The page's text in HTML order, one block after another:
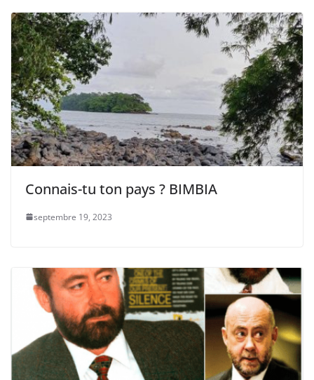
Connais-tu ton pays ? BIMBIA
septembre 19, 2023